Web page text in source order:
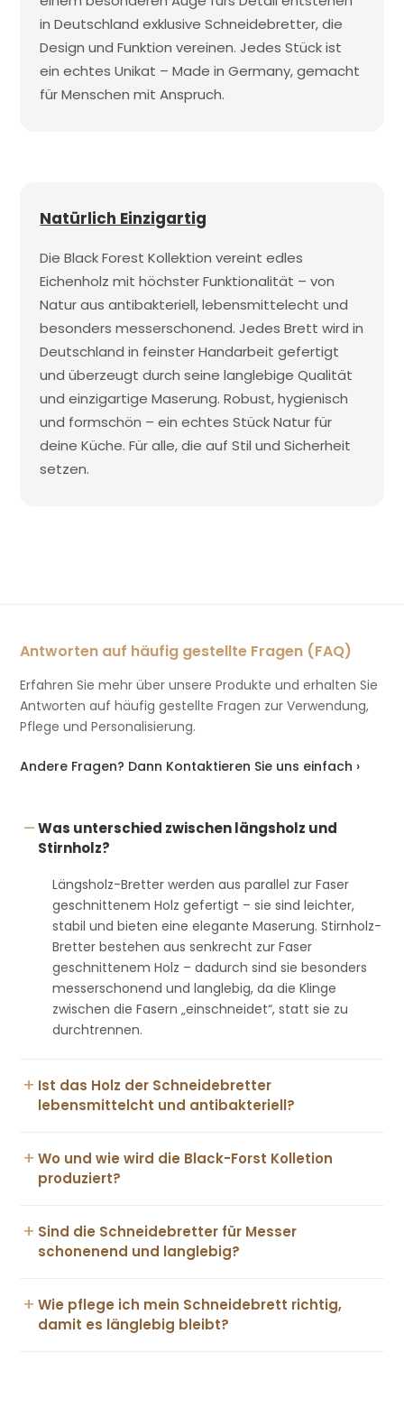
in Deutschland exklusive Schneidebretter, die
Design und Funktion vereinen. Jedes Stück ist
ein echtes Unikat – Made in Germany, gemacht
für Menschen mit Anspruch.
Natürlich Einzigartig
Die Black Forest Kollektion vereint edles
Eichenholz mit höchster Funktionalität – von
Natur aus antibakteriell, lebensmittelecht und
besonders messerschonend. Jedes Brett wird in
Deutschland in feinster Handarbeit gefertigt
und überzeugt durch seine langlebige Qualität
und einzigartige Maserung. Robust, hygienisch
und formschön – ein echtes Stück Natur für
deine Küche. Für alle, die auf Stil und Sicherheit
setzen.
Antworten auf häufig gestellte Fragen (FAQ)
Erfahren Sie mehr über unsere Produkte und erhalten Sie
Antworten auf häufig gestellte Fragen zur Verwendung,
Pflege und Personalisierung.
Andere Fragen? Dann Kontaktieren Sie uns einfach ›
– Was unterschied zwischen längsholz und
Stirnholz?
Längsholz-Bretter werden aus parallel zur Faser
geschnittenem Holz gefertigt – sie sind leichter,
stabil und bieten eine elegante Maserung. Stirnholz-
Bretter bestehen aus senkrecht zur Faser
geschnittenem Holz – dadurch sind sie besonders
messerschonend und langlebig, da die Klinge
zwischen die Fasern „einschneidet“, statt sie zu
durchtrennen.
+ Ist das Holz der Schneidebretter
lebensmittelcht und antibakteriell?
+ Wo und wie wird die Black-Forst Kolletion
produziert?
+ Sind die Schneidebretter für Messer
schonenend und langlebig?
+ Wie pflege ich mein Schneidebrett richtig,
damit es länglebig bleibt?